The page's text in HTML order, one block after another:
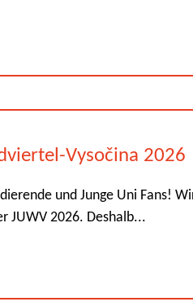
Vysočina 2026
und Junge Uni Fans!
JUWV 2026. Deshalb...